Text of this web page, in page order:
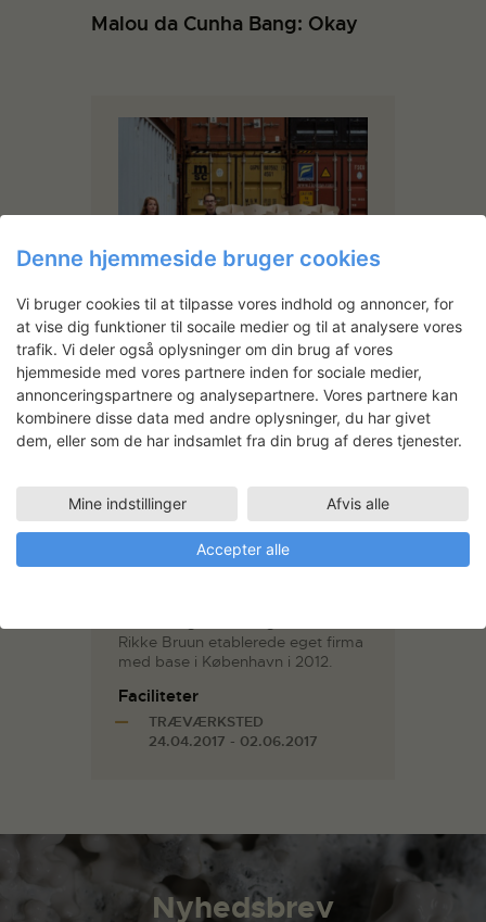
Malou da Cunha Bang: Okay
Else-Rikke Bruun
Foto: Camilla Schiøler
Else-Rikke Bruun er uddannet
arkitekt (MAA) fra
2010 og designer (BA) fra
Danmarks Designskole i 2002.
Hun har, parallelt med og efter
endt uddannelse, været ansat ved
Rikke Bruun etablerede eget firma
med base i København i 2012.
Faciliteter
TRÆVÆRKSTED
24.04.2017 - 02.06.2017
Nyhedsbrev
Denne hjemmeside bruger cookies
Vi bruger cookies til at tilpasse vores indhold og annoncer, for
at vise dig funktioner til socaile medier og til at analysere vores
trafik. Vi deler også oplysninger om din brug af vores
hjemmeside med vores partnere inden for sociale medier,
annonceringspartnere og analysepartnere. Vores partnere kan
kombinere disse data med andre oplysninger, du har givet
dem, eller som de har indsamlet fra din brug af deres tjenester.
Mine indstillinger Afvis alle
Accepter alle